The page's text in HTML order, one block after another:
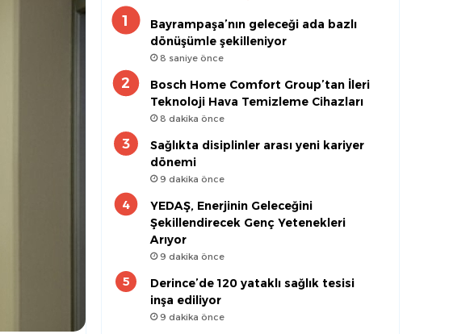
Bayrampaşa’nın geleceği ada bazlı
dönüşümle şekilleniyor
8 saniye önce
Bosch Home Comfort Group’tan İleri
Teknoloji Hava Temizleme Cihazları
8 dakika önce
Sağlıkta disiplinler arası yeni kariyer
dönemi
9 dakika önce
YEDAŞ, Enerjinin Geleceğini
Şekillendirecek Genç Yetenekleri
Arıyor
9 dakika önce
Derince’de 120 yataklı sağlık tesisi
inşa ediliyor
9 dakika önce